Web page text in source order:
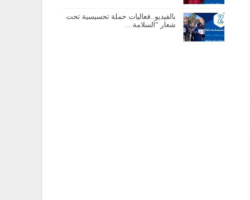
بالفيديو..فعاليات حملة تحسيسية تحت
شعار “السلامة…